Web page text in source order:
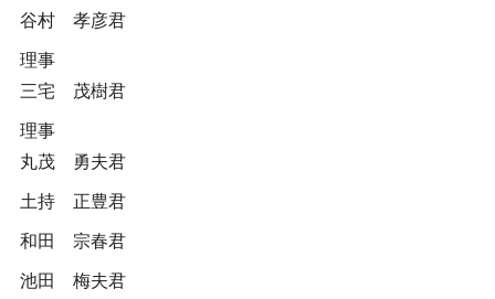
谷村 孝彦君
理事
三宅 茂樹君
理事
丸茂 勇夫君
土持 正豊君
和田 宗春君
池田 梅夫君